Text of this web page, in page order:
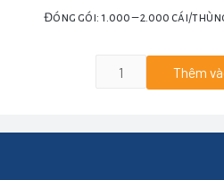
Đóng gói: 1.000 – 2.000 cái/
Thêm